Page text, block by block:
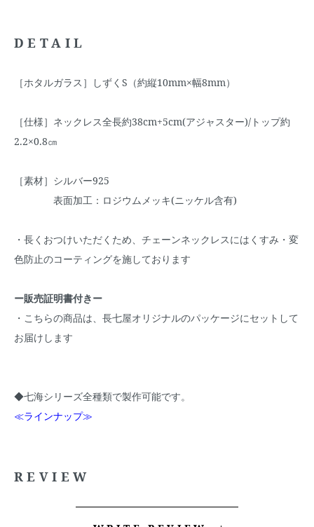
DETAIL
［ホタルガラス］しずくS（約縦10mm×幅8mm）
［仕様］ネックレス全長約38cm+5cm(アジャスター)/トップ約
2.2×0.8㎝
［素材］シルバー925
表面加工：ロジウムメッキ(ニッケル含有)
・長くおつけいただくため、チェーンネックレスにはくすみ・変
色防止のコーティングを施しております
ー販売証明書付きー
・こちらの商品は、長七屋オリジナルのパッケージにセットして
お届けします
◆七海シリーズ全種類で製作可能です。
≪ラインナップ≫
REVIEW